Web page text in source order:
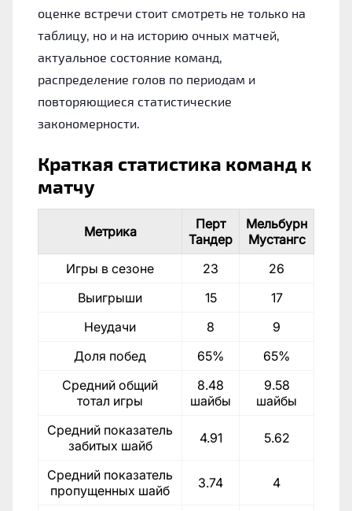
оценке встречи стоит смотреть не только на
таблицу, но и на историю очных матчей,
актуальное состояние команд,
распределение голов по периодам и
повторяющиеся статистические
закономерности.
Краткая статистика команд к
матчу
Метрика
Перт
Тандер
Мельбурн
Мустангс
Игры в сезоне
23
26
Выигрыши
15
17
Неудачи
8
9
Доля побед
65%
65%
Средний общий
тотал игры
8.48
шайбы
9.58
шайбы
Средний показатель
забитых шайб
4.91 5.62
Средний показатель
пропущенных шайб
3.74 4